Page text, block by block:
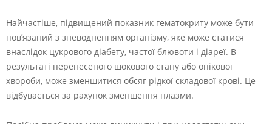
Найчастіше, підвищений показник гематокриту може бути
пов’язаний з зневодненням організму, яке може статися
внаслідок цукрового діабету, частої блювоти і діареї. В
результаті перенесеного шокового стану або опікової
хвороби, може зменшитися обсяг рідкої складової крові. Це
відбувається за рахунок зменшення плазми.